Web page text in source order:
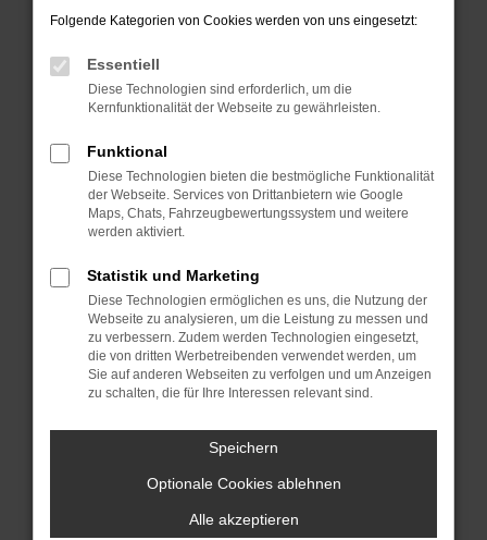
Prüfe deine Browsererweiterungen.
können das Laden bestimmter Seiten
verhindern. Funktioniert die Seite in einem
anderen Browser oder in einem privaten
Starte dein Gerät neu.
Das kann manchmal helfen, vorübergehende
Probleme zu beheben.
Betriebssystem auf dem neuesten Stand
sind.
Veraltete Software birgt nicht nur ein
Sicherheitsrisiko, sondern kann auch dazu
führen, dass bestimmte Funktionen nicht mehr
unterstützt werden.
Wende dich an den Webseitenbetreiber.
Wenn du alle oben genannten Schritte versucht
hast, kontaktiere uns bitte. Wir werden
versuchen, das Problem zu beheben. Du kannst
uns diesen Text schicken, um uns bei der
Folgende Kategorien von Cookies werden von uns eingesetzt:
Essentiell
Diese Technologien sind erforderlich, um die
Kernfunktionalität der Webseite zu gewährleisten.
Funktional
Diese Technologien bieten die bestmögliche Funktionalität
der Webseite. Services von Drittanbietern wie Google
Maps, Chats, Fahrzeugbewertungssystem und weitere
werden aktiviert.
Statistik und Marketing
Diese Technologien ermöglichen es uns, die Nutzung der
Webseite zu analysieren, um die Leistung zu messen und
zu verbessern. Zudem werden Technologien eingesetzt,
die von dritten Werbetreibenden verwendet werden, um
Sie auf anderen Webseiten zu verfolgen und um Anzeigen
zu schalten, die für Ihre Interessen relevant sind.
Speichern
Optionale Cookies ablehnen
Alle akzeptieren